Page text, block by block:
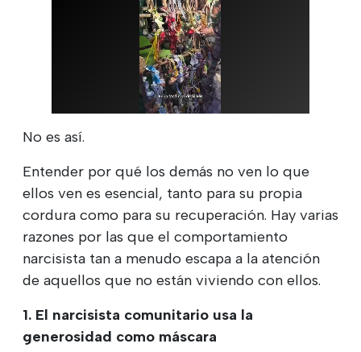
No es así.
Entender por qué los demás no ven lo que
ellos ven es esencial, tanto para su propia
cordura como para su recuperación. Hay varias
razones por las que el comportamiento
narcisista tan a menudo escapa a la atención
de aquellos que no están viviendo con ellos.
1. El narcisista comunitario usa la
generosidad como máscara